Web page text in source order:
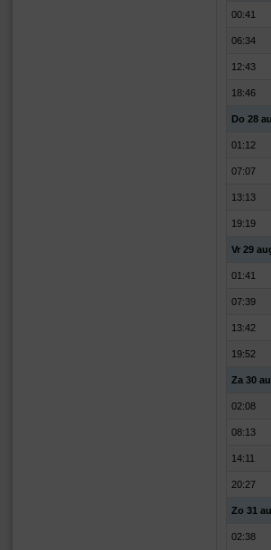
00:41
06:34
12:43
18:46
Do 28
01:12
07:07
13:13
19:19
Vr 29
01:41
07:39
13:42
19:52
Za 30
02:08
08:13
14:11
20:27
Zo 31
02:38